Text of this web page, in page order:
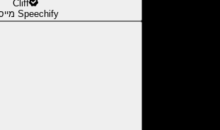
Cliff
מייסד Speechify